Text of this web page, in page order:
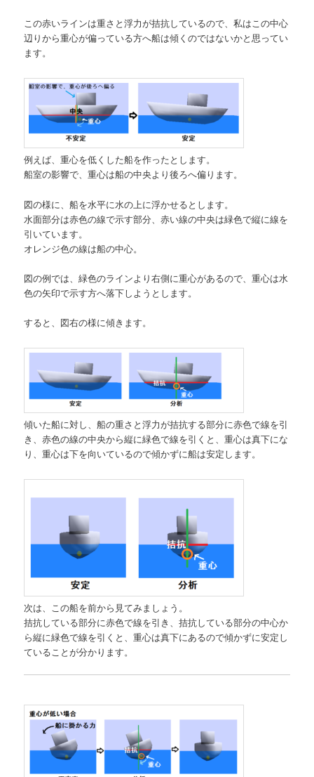
この赤いラインは重さと浮力が拮抗しているので、私はこの中心
辺りから重心が偏っている方へ船は傾くのではないかと思ってい
ます。
例えば、重心を低くした船を作ったとします。
船室の影響で、重心は船の中央より後ろへ偏ります。
図の様に、船を水平に水の上に浮かせるとします。
水面部分は赤色の線で示す部分、赤い線の中央は緑色で縦に線を
引いています。
オレンジ色の線は船の中心。
図の例では、緑色のラインより右側に重心があるので、重心は水
色の矢印で示す方へ落下しようとします。
すると、図右の様に傾きます。
傾いた船に対し、船の重さと浮力が拮抗する部分に赤色で線を引
き、赤色の線の中央から縦に緑色で線を引くと、重心は真下にな
り、重心は下を向いているので傾かずに船は安定します。
次は、この船を前から見てみましょう。
拮抗している部分に赤色で線を引き、拮抗している部分の中心か
ら縦に緑色で線を引くと、重心は真下にあるので傾かずに安定し
ていることが分かります。